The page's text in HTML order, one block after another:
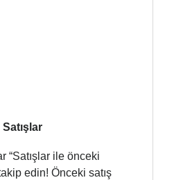
“Satışlar ile önceki
edin! Önceki satış